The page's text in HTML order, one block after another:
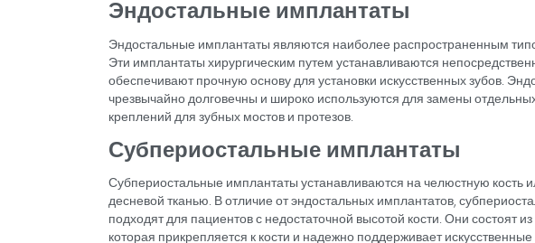
Комплексные варианты лечения, доступные за
Использование имплантатов из материалов,
Сокращение времени ожидания процедур и
Возможность совместить лечение с
Особое внимание к комфорту и безопасности